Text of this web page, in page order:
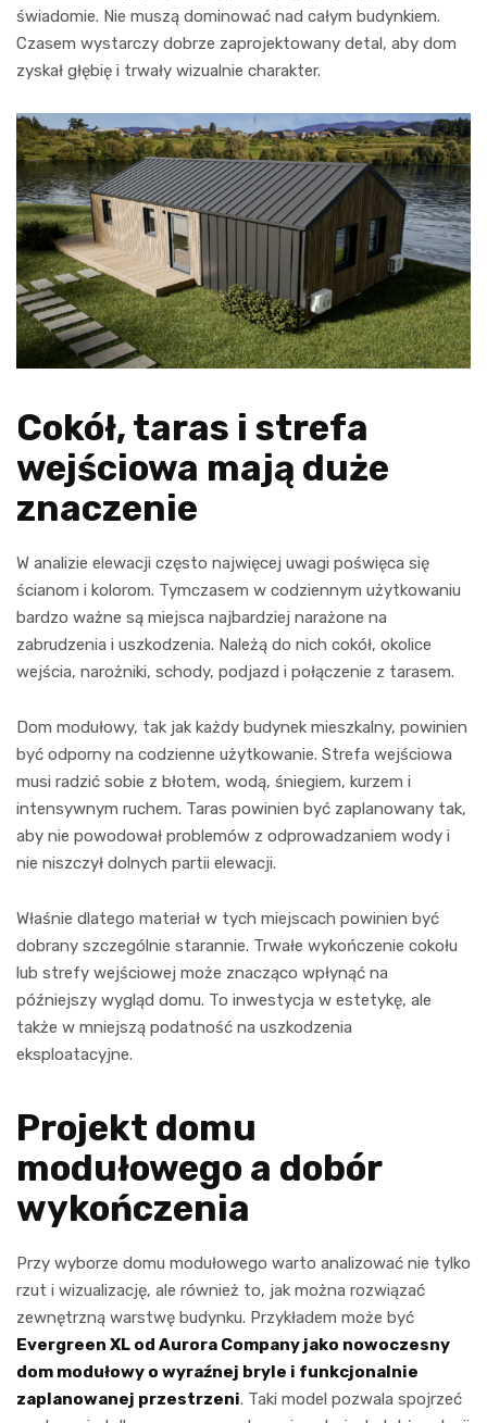
świadomie. Nie muszą dominować nad całym budynkiem.
Czasem wystarczy dobrze zaprojektowany detal, aby dom
zyskał głębię i trwały wizualnie charakter.
Cokół, taras i strefa
wejściowa mają duże
znaczenie
W analizie elewacji często najwięcej uwagi poświęca się
ścianom i kolorom. Tymczasem w codziennym użytkowaniu
bardzo ważne są miejsca najbardziej narażone na
zabrudzenia i uszkodzenia. Należą do nich cokół, okolice
wejścia, narożniki, schody, podjazd i połączenie z tarasem.
Dom modułowy, tak jak każdy budynek mieszkalny, powinien
być odporny na codzienne użytkowanie. Strefa wejściowa
musi radzić sobie z błotem, wodą, śniegiem, kurzem i
intensywnym ruchem. Taras powinien być zaplanowany tak,
aby nie powodował problemów z odprowadzaniem wody i
nie niszczył dolnych partii elewacji.
Właśnie dlatego materiał w tych miejscach powinien być
dobrany szczególnie starannie. Trwałe wykończenie cokołu
lub strefy wejściowej może znacząco wpłynąć na
późniejszy wygląd domu. To inwestycja w estetykę, ale
także w mniejszą podatność na uszkodzenia
eksploatacyjne.
Projekt domu
modułowego a dobór
wykończenia
Przy wyborze domu modułowego warto analizować nie tylko
rzut i wizualizację, ale również to, jak można rozwiązać
zewnętrzną warstwę budynku. Przykładem może być
Evergreen XL od Aurora Company jako nowoczesny
dom modułowy o wyraźnej bryle i funkcjonalnie
zaplanowanej przestrzeni. Taki model pozwala spojrzeć